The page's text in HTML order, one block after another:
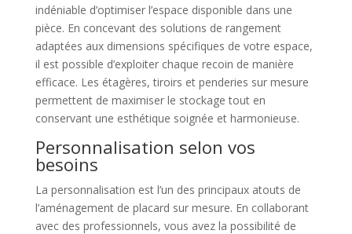
indéniable d’optimiser l’espace disponible dans une
pièce. En concevant des solutions de rangement
adaptées aux dimensions spécifiques de votre espace,
il est possible d’exploiter chaque recoin de manière
efficace. Les étagères, tiroirs et penderies sur mesure
permettent de maximiser le stockage tout en
conservant une esthétique soignée et harmonieuse.
Personnalisation selon vos
besoins
La personnalisation est l’un des principaux atouts de
l’aménagement de placard sur mesure. En collaborant
avec des professionnels, vous avez la possibilité de